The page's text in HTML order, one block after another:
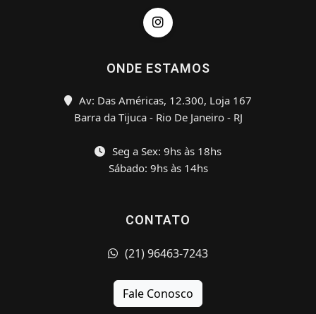
ONDE ESTAMOS
Av: Das Américas, 12.300, Loja 167
Barra da Tijuca - Rio De Janeiro - RJ
Seg a Sex: 9hs às 18hs
Sábado: 9hs às 14hs
CONTATO
(21) 96463-7243
Fale Conosco